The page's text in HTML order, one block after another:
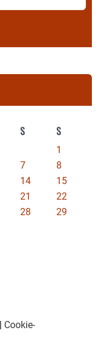
S S
1
7
8
14
15
21
22
28
29
Cookie-